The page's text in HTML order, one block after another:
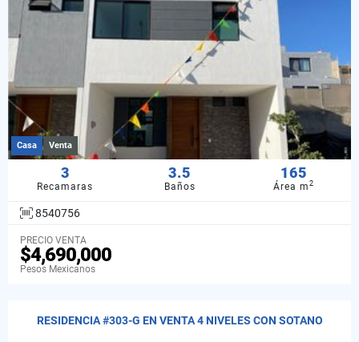
Casa Venta
3
Recamaras
3.5
Baños
165
Área m2
8540756
PRECIO VENTA
$4,690,000
Pesos Mexicanos
RESIDENCIA #303-G EN VENTA 4 NIVELES CON SOTANO